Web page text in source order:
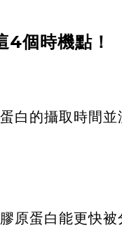
4個時機點！
白的攝取時間
原蛋白能更快